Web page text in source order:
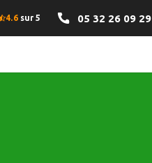
4.6 sur 5 05 32 26 09 29